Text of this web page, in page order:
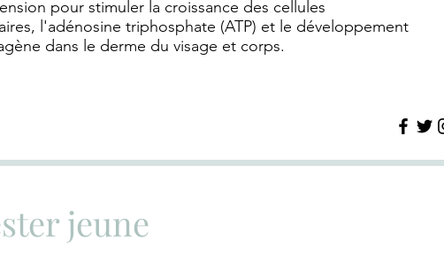
pour stimuler la croissance des cellules
l'adénosine triphosphate (ATP) et le développement
dans le derme du visage et corps.
jeune